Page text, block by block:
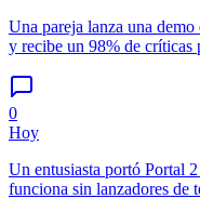
Una pareja lanza una
y recibe un 98% de críticas
0
Hoy
Un entusiasta portó Portal
funciona sin lanzadores de